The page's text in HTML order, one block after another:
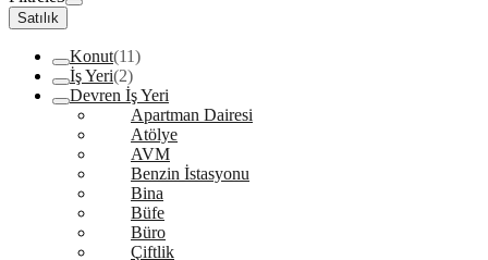
Satılık
Konut(11)
İş Yeri(2)
Devren İş Yeri
Apartman Dairesi
Atölye
AVM
Benzin İstasyonu
Bina
Büfe
Büro
Çiftlik